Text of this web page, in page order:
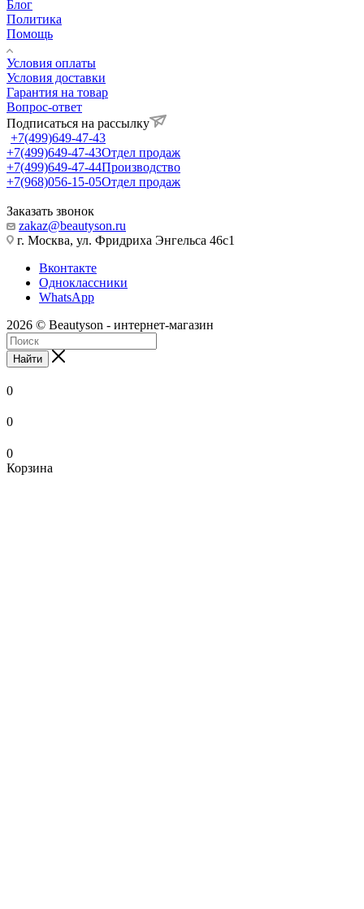
Блог
Политика
Помощь
Условия оплаты
Условия доставки
Гарантия на товар
Вопрос-ответ
Подписаться на рассылку
+7(499)649-47-43
+7(499)649-47-43Отдел продаж
+7(499)649-47-44Производство
+7(968)056-15-05Отдел продаж
Заказать звонок
zakaz@beautyson.ru
г. Москва, ул. Фридриха Энгельса 46с1
Вконтакте
Одноклассники
WhatsApp
2026 © Beautyson - интернет-магазин
Найти
0
0
0
Корзина